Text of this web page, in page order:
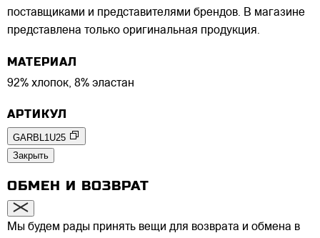
поставщиками и представителями брендов. В магазине
представлена только оригинальная продукция.
МАТЕРИАЛ
92% хлопок, 8% эластан
АРТИКУЛ
GARBL1U25
Закрыть
ОБМЕН И ВОЗВРАТ
Мы будем рады принять вещи для возврата и обмена в